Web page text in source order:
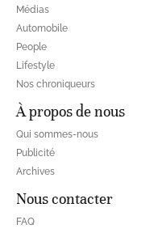
Médias
Automobile
People
Lifestyle
Nos chroniqueurs
À propos de nous
Qui sommes-nous
Publicité
Archives
Nous contacter
FAQ